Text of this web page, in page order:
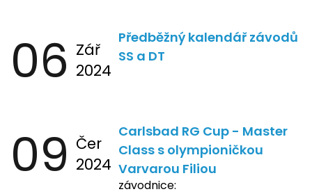
06 Zář
2024
Předběžný kalendář závodů
SS a DT
09 Čer
2024
Carlsbad RG Cup - Master
Class s olympioničkou
Varvarou Filiou
závodnice: